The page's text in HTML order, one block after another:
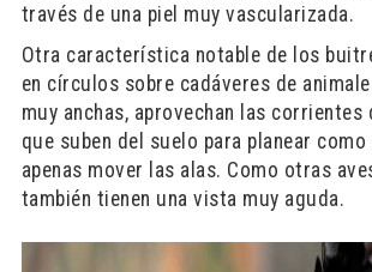
través de una piel muy vascularizada.
Otra característica notable de los
en círculos sobre cadáveres de
muy anchas, aprovechan las corrientes
que suben del suelo para planear como
apenas mover las alas. Como otras
también tienen una vista muy aguda.